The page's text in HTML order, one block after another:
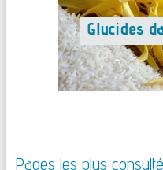
Pages les plus